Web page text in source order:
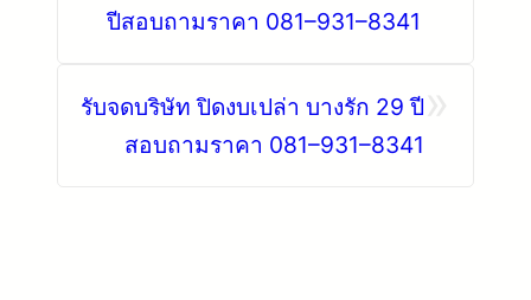
ปีสอบถามราคา 081–931–8341
รับจดบริษัท ปิดงบเปล่า บางรัก 29 ปี
สอบถามราคา 081–931–8341